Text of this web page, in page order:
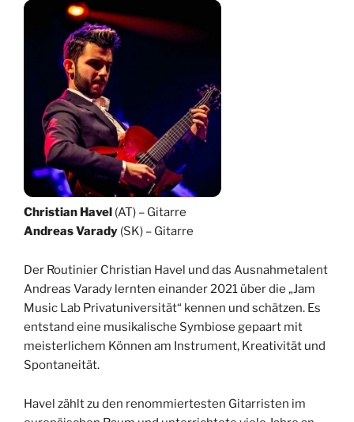
Christian Havel (AT) – Gitarre
Andreas Varady (SK) – Gitarre
Der Routinier Christian Havel und das Ausnahmetalent
Andreas Varady lernten einander 2021 über die „Jam
Music Lab Privatuniversität“ kennen und schätzen. Es
entstand eine musikalische Symbiose gepaart mit
meisterlichem Können am Instrument, Kreativität und
Spontaneität.
Havel zählt zu den renommiertesten Gitarristen im